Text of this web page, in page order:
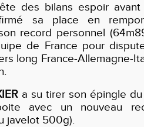
des bilans espoir avant
sa place en
record personnel
de France pour
long France-Allemagne-
a su tirer son épingle
avec un nouveau
javelot 500g).